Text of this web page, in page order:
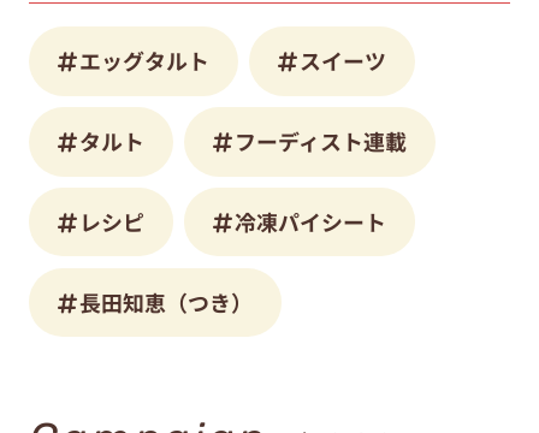
エッグタルト スイーツ
タルト フーディスト連載
レシピ 冷凍パイシート
長田知恵（つき）